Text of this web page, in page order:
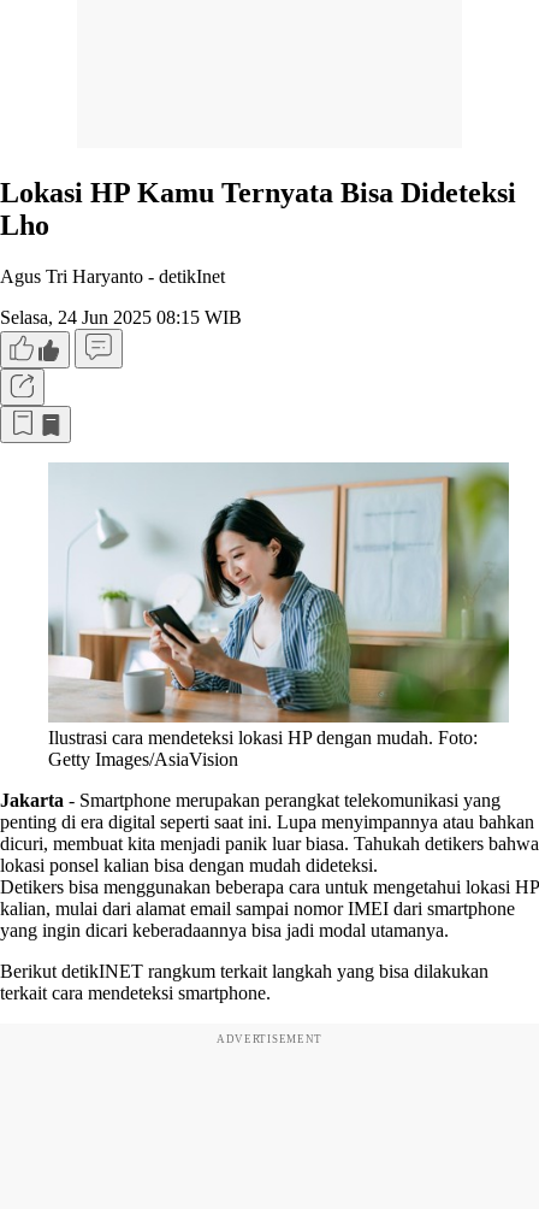
Lokasi HP Kamu Ternyata Bisa Dideteksi
Lho
Agus Tri Haryanto - detikInet
Selasa, 24 Jun 2025 08:15 WIB
Ilustrasi cara mendeteksi lokasi HP dengan mudah. Foto:
Getty Images/AsiaVision
Jakarta - Smartphone merupakan perangkat telekomunikasi yang
penting di era digital seperti saat ini. Lupa menyimpannya atau bahkan
dicuri, membuat kita menjadi panik luar biasa. Tahukah detikers bahwa
lokasi ponsel kalian bisa dengan mudah dideteksi.
Detikers bisa menggunakan beberapa cara untuk mengetahui lokasi HP
kalian, mulai dari alamat email sampai nomor IMEI dari smartphone
yang ingin dicari keberadaannya bisa jadi modal utamanya.
Berikut detikINET rangkum terkait langkah yang bisa dilakukan
terkait cara mendeteksi smartphone.
ADVERTISEMENT